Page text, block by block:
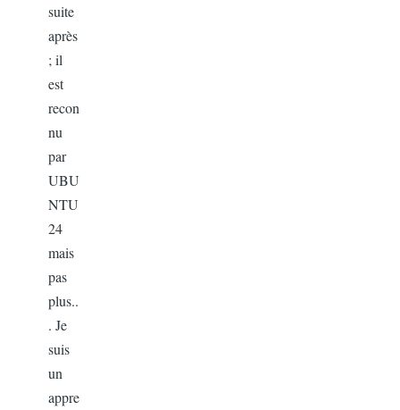
suite
après
; il
est
recon
nu
par
UBU
NTU
24
mais
pas
plus..
. Je
suis
un
appre